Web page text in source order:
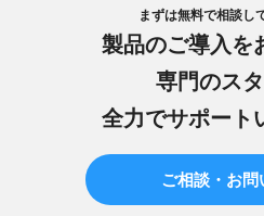
まずは無料で相談し
製品のご導入を
専門のス
全力でサポート
ご相談・お問